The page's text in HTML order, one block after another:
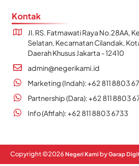
Kontak
Jl. RS. Fatmawati Raya No.28AA,
Selatan, Kecamatan Cilandak,
Daerah Khusus Jakarta - 12410
admin@negerikami.id
Marketing (Indah): +62 811 8803
Partnership (Dara): +62 811 8803
Info (Afifah): +62 811 8803 6733
Copyright ©2026 Negeri Kami byGarap